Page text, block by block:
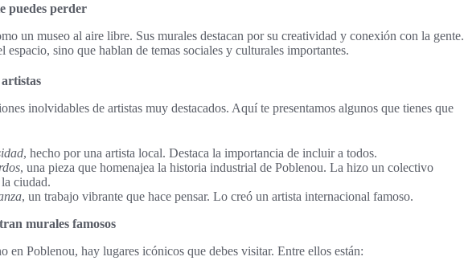
puedes perder
un museo al aire libre. Sus murales destacan por su creatividad y conexión con la gente.
espacio, sino que hablan de temas sociales y culturales importantes.
inolvidables de artistas muy destacados. Aquí te presentamos algunos que tienes que
, hecho por una artista local. Destaca la importancia de incluir a todos.
, una pieza que homenajea la historia industrial de Poblenou. La hizo un colectivo
ciudad.
, un trabajo vibrante que hace pensar. Lo creó un artista internacional famoso.
murales famosos
en Poblenou, hay lugares icónicos que debes visitar. Entre ellos están: